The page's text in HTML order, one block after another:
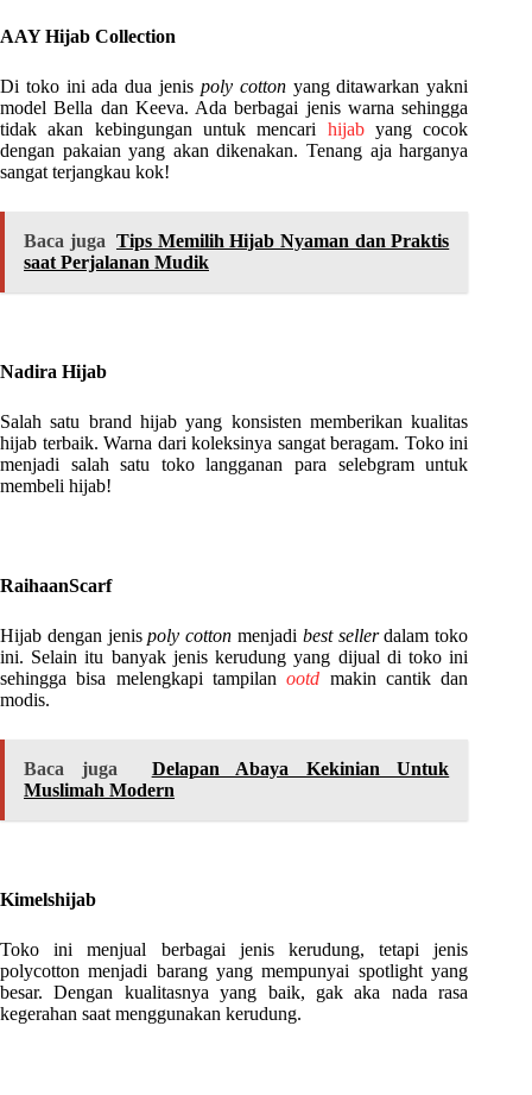
AAY Hijab Collection
Di toko ini ada dua jenis poly cottonyang ditawarkan yakni
model Bella dan Keeva. Ada berbagai jenis warna sehingga
tidak akan kebingungan untuk mencari hijabyang cocok
dengan pakaian yang akan dikenakan. Tenang aja harganya
sangat terjangkau kok!
Baca juga Tips Memilih Hijab Nyaman dan Praktis
saat Perjalanan Mudik
Nadira Hijab
Salah satu brand hijab yang konsisten memberikan kualitas
hijab terbaik. Warna dari koleksinya sangat beragam. Toko ini
menjadi salah satu toko langganan para selebgram untuk
membeli hijab!
RaihaanScarf
Hijab dengan jenispoly cotton menjadi best sellerdalam toko
ini. Selain itu banyak jenis kerudung yang dijual di toko ini
sehingga bisa melengkapi tampilanootd makin cantik dan
modis.
Baca juga
Delapan Abaya Kekinian Untuk
Muslimah Modern
Kimelshijab
Toko ini menjual berbagai jenis kerudung, tetapi jenis
polycotton menjadi barang yang mempunyai spotlight yang
besar. Dengan kualitasnya yang baik, gak aka nada rasa
kegerahan saat menggunakan kerudung.